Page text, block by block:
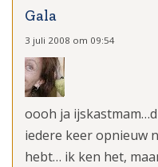
Gala
3 juli 2008 om 09:54
oooh ja
iedere keer opnieuw
hebt… ik ken het,